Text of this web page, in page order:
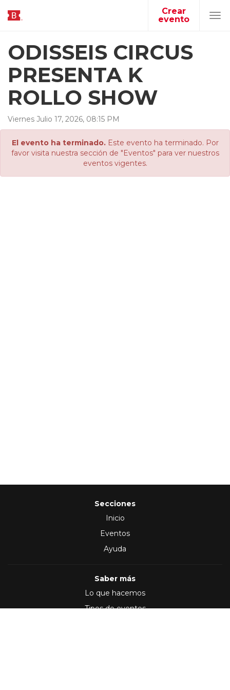
Crear
evento
ODISSEIS CIRCUS
PRESENTA K
ROLLO SHOW
Viernes Julio 17, 2026, 08:15 PM
El evento ha terminado.Este evento ha terminado. Por
favor visita nuestra sección de "Eventos" para ver nuestros
eventos vigentes.
Secciones
Inicio
Eventos
Ayuda
Saber más
Lo que hacemos
Tipos de eventos